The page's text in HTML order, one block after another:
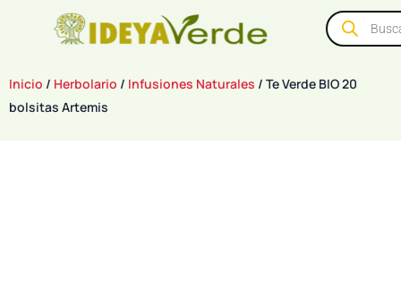
Inicio / Herbolario / Infusiones Naturales / Te Verde BIO 20
bolsitas Artemis